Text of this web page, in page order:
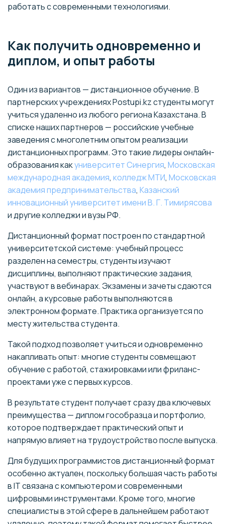
работать с современными технологиями.
Как получить одновременно и
диплом, и опыт работы
Один из вариантов — дистанционное обучение. В
партнерских учреждениях Postupi.kz студенты могут
учиться удаленно из любого региона Казахстана. В
списке наших партнеров — российские учебные
заведения с многолетним опытом реализации
дистанционных программ. Это такие лидеры онлайн-
образования какуниверситет Синергия, Московская
международная академия, колледж МТИ, Московская
академия предпринимательства, Казанский
инновационный университет имени В. Г. Тимирясова
и другие колледжи и вузы РФ.
Дистанционный формат построен по стандартной
университетской системе: учебный процесс
разделен на семестры, студенты изучают
дисциплины, выполняют практические задания,
участвуют в вебинарах. Экзамены и зачеты сдаются
онлайн, а курсовые работы выполняются в
электронном формате. Практика организуется по
месту жительства студента.
Такой подход позволяет учиться и одновременно
накапливать опыт: многие студенты совмещают
обучение с работой, стажировками или фриланс-
проектами уже с первых курсов.
В результате студент получает сразу два ключевых
преимущества — диплом гособразца и портфолио,
которое подтверждает практический опыт и
напрямую влияет на трудоустройство после выпуска.
Для будущих программистов дистанционный формат
особенно актуален, поскольку большая часть работы
в IT связана с компьютером и современными
цифровыми инструментами. Кроме того, многие
специалисты в этой сфере в дальнейшем работают